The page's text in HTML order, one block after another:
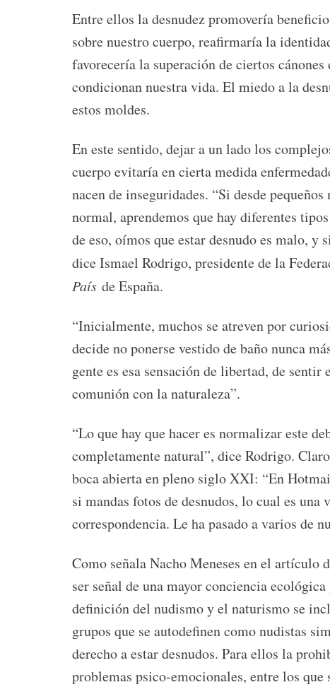
Entre ellos la desnudez promovería
sobre nuestro cuerpo, reafirmaría la
favorecería la superación de ciertos
condicionan nuestra vida. El miedo a la
estos moldes.
En este sentido, dejar a un lado los
cuerpo evitaría en cierta medida
nacen de inseguridades. “Si desde
normal, aprendemos que hay diferentes
de eso, oímos que estar desnudo es malo,
dice Ismael Rodrigo, presidente de la
País de España.
“Inicialmente, muchos se atreven por
decide no ponerse vestido de baño nunca
gente es esa sensación de libertad, de
comunión con la naturaleza”.
“Lo que hay que hacer es normalizar este
completamente natural”, dice Rodrigo.
boca abierta en pleno siglo XXI: “En
si mandas fotos de desnudos, lo cual es
correspondencia. Le ha pasado a varios de
Como señala Nacho Meneses en el
ser señal de una mayor conciencia
definición del nudismo y el naturismo se
grupos que se autodefinen como nudistas
derecho a estar desnudos. Para ellos la
problemas psico-emocionales, entre los